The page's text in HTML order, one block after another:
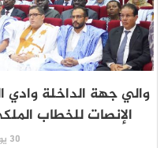
والي جهة الداخلة
الإنصات للخطاب
30 يوليو 2026